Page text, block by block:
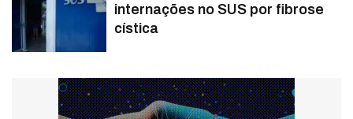
internações no SUS por fibrose
cística